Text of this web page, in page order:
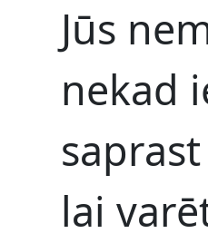
Jūs
nekad
lai